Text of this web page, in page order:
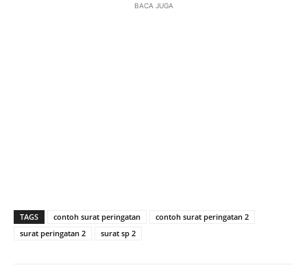
BACA JUGA
TAGS contoh surat peringatan
contoh surat peringatan 2
surat peringatan 2
surat sp 2